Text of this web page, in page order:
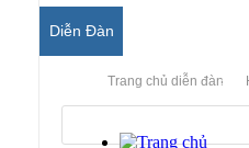
Diễn Đàn
Trang chủ diễn đàn